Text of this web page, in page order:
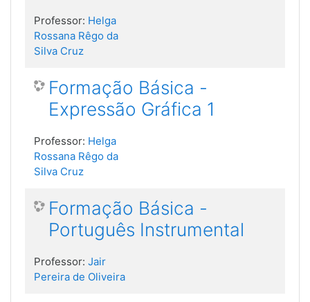
Professor: Helga
Rossana Rêgo da
Silva Cruz
Formação Básica -
Expressão Gráfica 1
Professor: Helga
Rossana Rêgo da
Silva Cruz
Formação Básica -
Português Instrumental
Professor: Jair
Pereira de Oliveira